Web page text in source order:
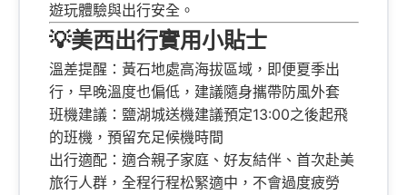
遊玩體驗與出行安全。
💡美西出行實用小貼士
溫差提醒：黃石地處高海拔區域，即便夏季出
行，早晚溫度也偏低，建議隨身攜帶防風外套
班機建議：鹽湖城送機建議預定13:00之後起飛
的班機，預留充足候機時間
出行適配：適合親子家庭、好友結伴、首次赴美
旅行人群，全程行程松緊適中，不會過度疲勞